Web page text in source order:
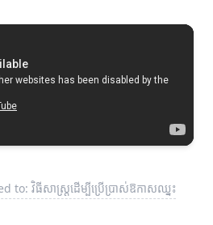
to: វិធីសាស្ត្រដើម្បីប្រើប្រាស់ឱកាសឈ្នះ